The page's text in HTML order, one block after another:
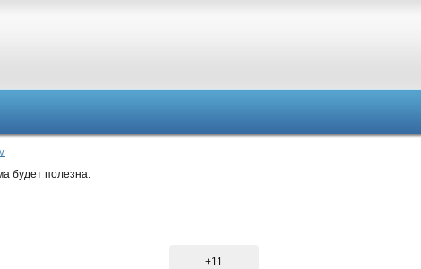
будет полезна.
+11